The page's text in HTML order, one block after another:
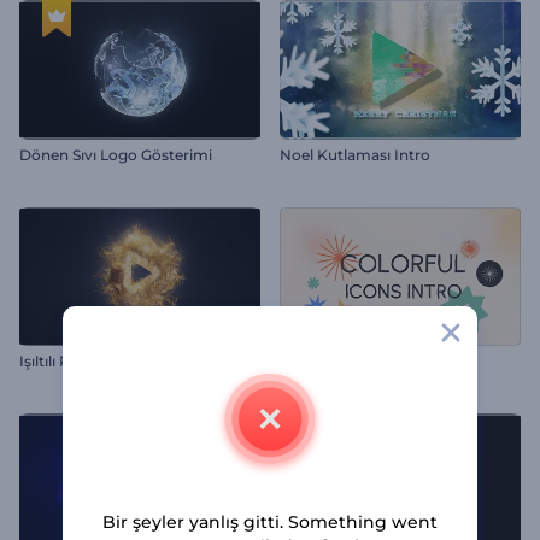
Dönen Sıvı Logo Gösterimi Noel Kutlaması Intro
Işıltılı Parçacık Dalgası Logo
Bir şeyler yanlış gitti. Something went